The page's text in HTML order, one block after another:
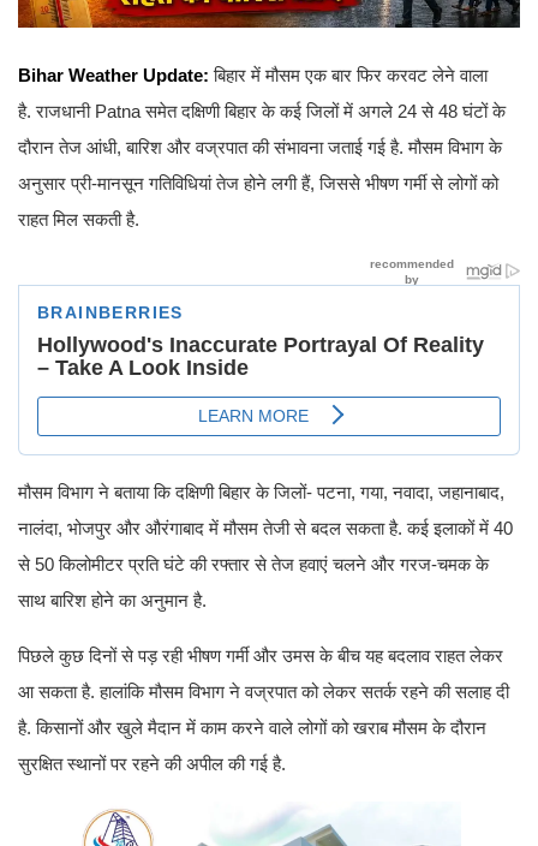
Bihar Weather Update: बिहार में मौसम एक बार फिर करवट लेने वाला
है. राजधानी Patna समेत दक्षिणी बिहार के कई जिलों में अगले 24 से 48 घंटों के
दौरान तेज आंधी, बारिश और वज्रपात की संभावना जताई गई है. मौसम विभाग के
अनुसार प्री-मानसून गतिविधियां तेज होने लगी हैं, जिससे भीषण गर्मी से लोगों को
राहत मिल सकती है.
मौसम विभाग ने बताया कि दक्षिणी बिहार के जिलों- पटना, गया, नवादा, जहानाबाद,
नालंदा, भोजपुर और औरंगाबाद में मौसम तेजी से बदल सकता है. कई इलाकों में 40
से 50 किलोमीटर प्रति घंटे की रफ्तार से तेज हवाएं चलने और गरज-चमक के
साथ बारिश होने का अनुमान है.
पिछले कुछ दिनों से पड़ रही भीषण गर्मी और उमस के बीच यह बदलाव राहत लेकर
आ सकता है. हालांकि मौसम विभाग ने वज्रपात को लेकर सतर्क रहने की सलाह दी
है. किसानों और खुले मैदान में काम करने वाले लोगों को खराब मौसम के दौरान
सुरक्षित स्थानों पर रहने की अपील की गई है.